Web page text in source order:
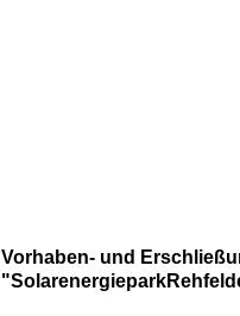
Vorhaben- und